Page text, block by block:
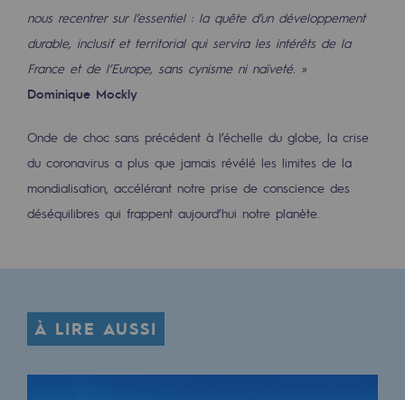
2050 : un monde d’énergies
Objectif Hydrogène
CCUS Objectif Zéro CO2
Le Labo
Acteur engagé
Responsabilité environnementale
Responsabilité environnementale
nous recentrer sur l’essentiel : la quête d’un développement
durable, inclusif et territorial qui servira les intérêts de la
France et de l’Europe, sans cynisme ni naïveté. »
Dominique Mockly
Onde de choc sans précédent à l’échelle du globe, la crise
du coronavirus a plus que jamais révélé les limites de la
mondialisation, accélérant notre prise de conscience des
déséquilibres qui frappent aujourd’hui notre planète.
À LIRE AUSSI